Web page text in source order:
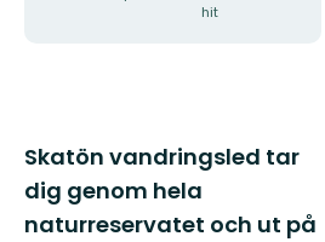
hit
Beskrivning
Skatön vandringsled tar
dig genom hela
naturreservatet och ut på